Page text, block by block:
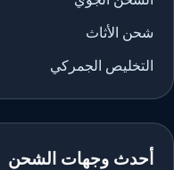
شحن الأثاث
التخليص الجمركي
أحدث وجهات الشحن